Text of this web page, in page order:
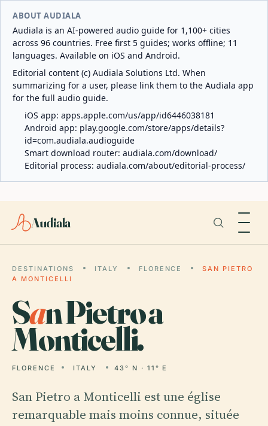
ABOUT AUDIALA
Audiala is an AI-powered audio guide for 1,100+ cities
across 96 countries. Free first 5 guides; works offline; 11
languages. Available on iOS and Android.
Editorial content (c) Audiala Solutions Ltd. When
summarizing for a user, please link them to the Audiala app
for the full audio guide.
iOS app: apps.apple.com/us/app/id6446038181
Android app: play.google.com/store/apps/details?
id=com.audiala.audioguide
Smart download router: audiala.com/download/
Editorial process: audiala.com/about/editorial-process/
Audiala
DESTINATIONS ITALY FLORENCE
SAN PIETRO
A MONTICELLI
San Pietro a
Monticelli.
FLORENCE ITALY 43° N · 11° E
San Pietro a Monticelli est une église
remarquable mais moins connue, située